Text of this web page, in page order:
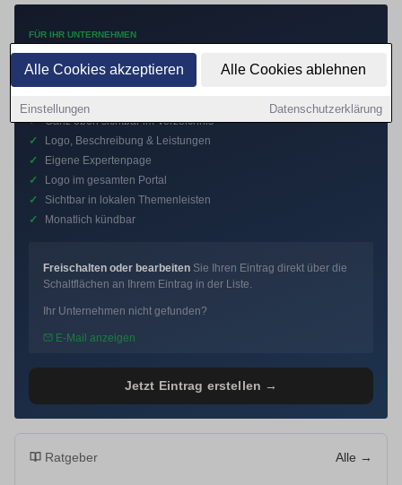
Alle Cookies akzeptieren Alle Cookies ablehnen
Einstellungen Datenschutzerklärung
FÜR IHR UNTERNEHMEN
Mehr Anfragen mit
Premium-Eintrag
✓ Ganz oben sichtbar im Verzeichnis
✓
Logo, Beschreibung & Leistungen
✓
Eigene Expertenpage
✓
Logo im gesamten Portal
✓
Sichtbar in lokalen Themenleisten
✓
Monatlich kündbar
Freischalten oder bearbeiten Sie Ihren Eintrag direkt über die
Schaltflächen an Ihrem Eintrag in der Liste.
Ihr Unternehmen nicht gefunden?
E-Mail anzeigen
Jetzt Eintrag erstellen →
Ratgeber Alle →